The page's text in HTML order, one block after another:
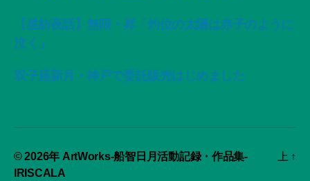
【星紡夜話】無限・昇「灼位の太陽は赤子のように
泣く」
双子座新月・神戸で委託販売はじめました
© 2026年 ArtWorks-船智日月活動記録・作品集-
IRISCALA
上 ↑